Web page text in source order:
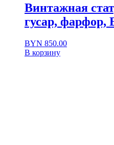
Винтажная
гусар, фарфор,
BYN 850.00
В корзину